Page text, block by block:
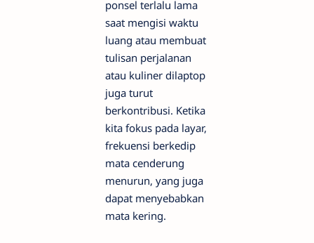
ponsel terlalu lama
saat mengisi waktu
luang atau membuat
tulisan perjalanan
atau kuliner dilaptop
juga turut
berkontribusi. Ketika
kita fokus pada layar,
frekuensi berkedip
mata cenderung
menurun, yang juga
dapat menyebabkan
mata kering.